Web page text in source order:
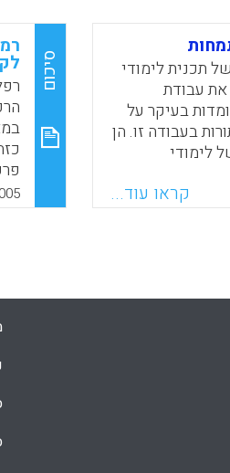
שונים
של מדעי
תכנית לימודי
את עבודת
בעיקר על
בעבודה זו. הן
לימודי
בייצוג העמדות
לימודי
קראו עוד...
סיכום